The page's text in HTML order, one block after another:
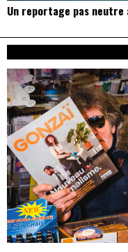
Un reportage pas neutre